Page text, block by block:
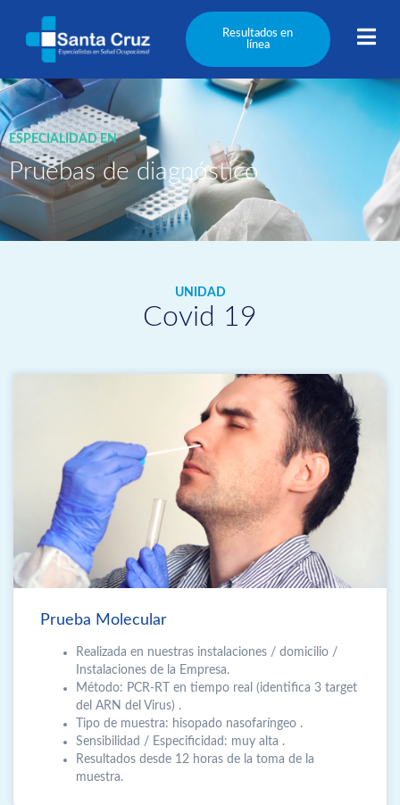
Resultados en
línea
ESPECIALIDAD EN
Pruebas de diagnóstico
UNIDAD
Covid 19
Prueba Molecular
Realizada en nuestras instalaciones / domicilio /
Instalaciones de la Empresa.
Método: PCR-RT en tiempo real (identifica 3 target
del ARN del Virus) .
Tipo de muestra: hisopado nasofaríngeo .
Sensibilidad / Especificidad: muy alta .
Resultados desde 12 horas de la toma de la
muestra.